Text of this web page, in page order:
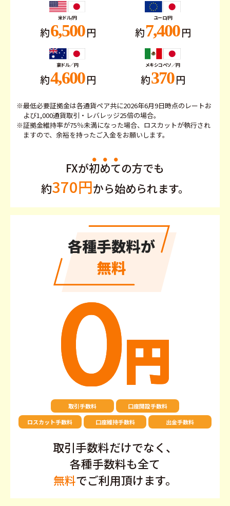
米ドル/円
約6,500円
ユーロ/円
約7,400円
豪ドル／円
約4,600円
メキシコペソ／円
約370円
※最低必要証拠金は各通貨ペア共に2026年6月9日時点のレートお
よび1,000通貨取引・レバレッジ25倍の場合。
※証拠金維持率が75％未満になった場合、ロスカットが執行され
ますので、余裕を持ったご入金をお願いします。
FXが初めての方でも
約370円から始められます。
取引手数料
口座開設手数料
ロスカット手数料
口座維持手数料 出金手数料
取引手数料だけでなく、
各種手数料も全て
無料でご利用頂けます。